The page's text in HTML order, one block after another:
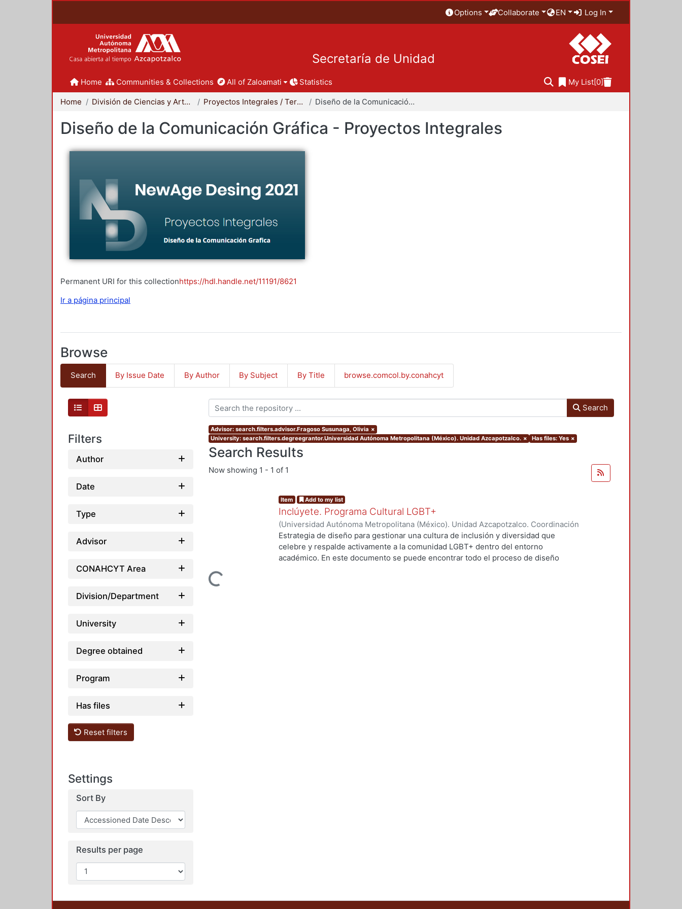
Options Collaborate EN Log In
Secretaría de Unidad
Home Communities & Collections All of Zaloamati Statistics My List[0]
Home División de Ciencias y Artes para el Diseño Proyectos Integrales / Terminales - Licenciatura Diseño de la Comunicación Gráfica - Proyectos Integrales
Diseño de la Comunicación Gráfica - Proyectos Integrales
Permanent URI for this collectionhttps://hdl.handle.net/11191/8621
Ir a página principal
Browse
Search By Issue Date By Author By Subject By Title browse.comcol.by.conahcyt
Filters
Author
Date
Type
Advisor
CONAHCYT Area
Division/Department
University
Degree obtained
Program
Has files
Reset filters
Settings
Sort By
Results per page
Search
Advisor: search.filters.advisor.Fragoso Susunaga, Olivia ×
University: search.filters.degreegrantor.Universidad Autónoma Metropolitana (México). Unidad Azcapotzalco. × Has files: Yes ×
Search Results
Now showing 1 - 1 of 1
Loading...
Item Add to my list
Inclúyete. Programa Cultural LGBT+
(Universidad Autónoma Metropolitana (México). Unidad Azcapotzalco. Coordinación
de Servicios de Información.,2023-10)Caudillo Domínguez, Pamela
Estrategia de diseño para gestionar una cultura de inclusión y diversidad que
celebre y respalde activamente a la comunidad LGBT+ dentro del entorno
académico. En este documento se puede encontrar todo el proceso de diseño